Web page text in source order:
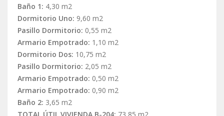
Baño 1: 4,30 m2
Dormitorio Uno: 9,60 m2
Pasillo Dormitorio: 0,55 m2
Armario Empotrado: 1,10 m2
Dormitorio Dos: 10,75 m2
Pasillo Dormitorio: 2,05 m2
Armario Empotrado: 0,50 m2
Armario Empotrado: 0,90 m2
Baño 2: 3,65 m2